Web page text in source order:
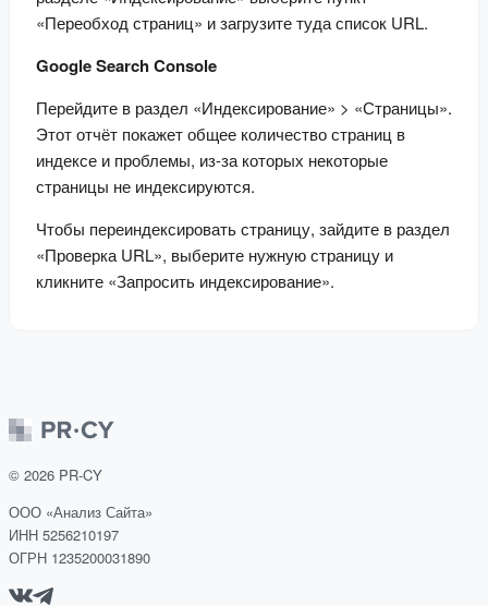
«Переобход страниц» и загрузите туда список URL.
Google Search Console
Перейдите в раздел «Индексирование» > «Страницы».
Этот отчёт покажет общее количество страниц в
индексе и проблемы, из-за которых некоторые
страницы не индексируются.
Чтобы переиндексировать страницу, зайдите в раздел
«Проверка URL», выберите нужную страницу и
кликните «Запросить индексирование».
© 2026 PR-CY
ООО «Анализ Сайта»
ИНН 5256210197
ОГРН 1235200031890